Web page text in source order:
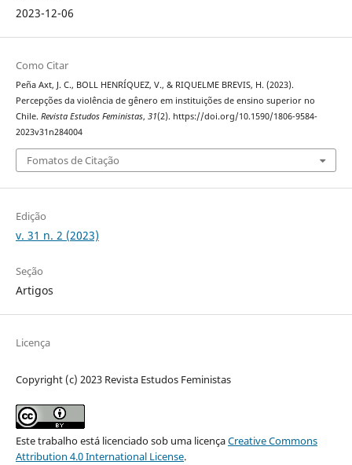
2023-12-06
Como Citar
Peña Axt, J. C., BOLL HENRÍQUEZ, V., & RIQUELME BREVIS, H. (2023).
Percepções da violência de gênero em instituições de ensino superior no
Chile. Revista Estudos Feministas, 31(2). https://doi.org/10.1590/1806-9584-
2023v31n284004
Fomatos de Citação
Edição
v. 31 n. 2 (2023)
Seção
Artigos
Licença
Copyright (c) 2023 Revista Estudos Feministas
Este trabalho está licenciado sob uma licençaCreative Commons
Attribution 4.0 International License.